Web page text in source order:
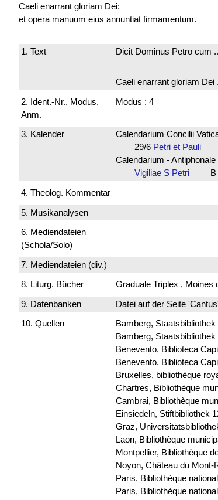
Caeli enarrant gloriam Dei:
et opera manuum eius annuntiat firmamentum.
1. Text Dicit Dominus Petro cum
Caeli enarrant gloriam Dei
2. Ident.-Nr., Modus,
Anm.
Modus : 4
3. Kalender
Calendarium Concilii
29/6 Petri et Pauli
Calendarium -
Vigiliae S Petri
B
4. Theolog. Kommentar
5. Musikanalysen
6. Mediendateien
(Schola/Solo)
7. Mediendateien (div.)
8. Liturg. Bücher
Graduale Triplex , Moines
9. Datenbanken
Datei auf der Seite
10. Quellen
Bamberg, Staatsbibliothek
Bamberg, Staatsbibliothek
Benevento, Biblioteca
Benevento, Biblioteca
Bruxelles, bibliothèque
Chartres, Bibliothèque
Cambrai, Bibliothèque
Einsiedeln, Stiftbibliothek
Graz,
Laon, Bibliothèque
Montpellier, Bibliothèque
Noyon, Château du Mont-
Paris, Bibliothèque
Paris, Bibliothèque